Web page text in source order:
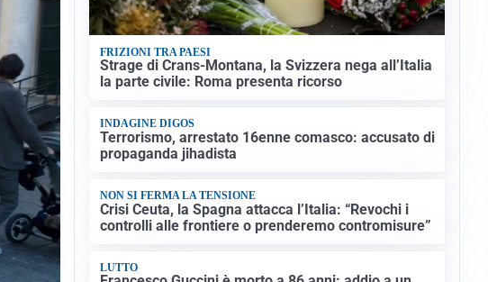
FRIZIONI TRA PAESI
Strage di Crans-Montana, la Svizzera nega all’Italia
la parte civile: Roma presenta ricorso
INDAGINE DIGOS
Terrorismo, arrestato 16enne comasco: accusato di
propaganda jihadista
NON SI FERMA LA TENSIONE
Crisi Ceuta, la Spagna attacca l’Italia: “Revochi i
controlli alle frontiere o prenderemo contromisure”
LUTTO